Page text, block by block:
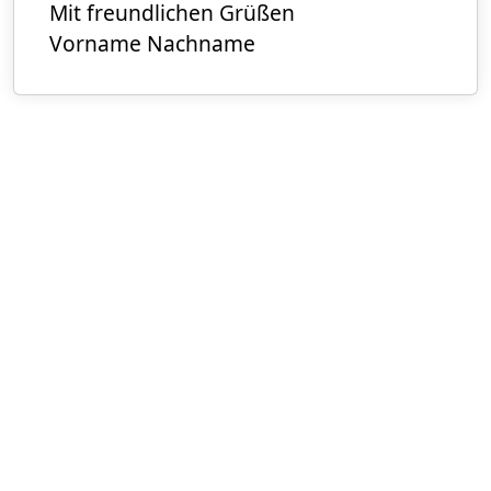
Mit freundlichen Grüßen
Vorname Nachname